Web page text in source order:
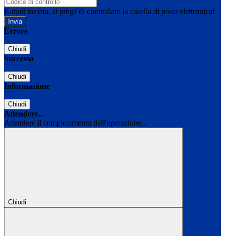
E-mail inviata, si prega di controllare la casella di posta elettronica!
Errore
Chiudi
Successo
Chiudi
Informazione
Chiudi
Attendere...
Attendere il completamento dell'operazione...
Chiudi